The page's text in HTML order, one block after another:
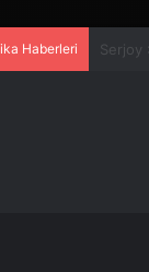
Haberleri